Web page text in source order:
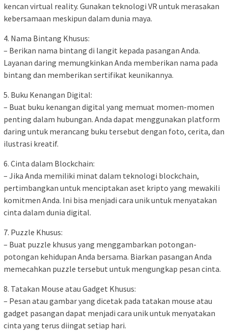
kencan virtual reality. Gunakan teknologi VR untuk merasakan
kebersamaan meskipun dalam dunia maya.
4. Nama Bintang Khusus:
– Berikan nama bintang di langit kepada pasangan Anda.
Layanan daring memungkinkan Anda memberikan nama pada
bintang dan memberikan sertifikat keunikannya.
5. Buku Kenangan Digital:
– Buat buku kenangan digital yang memuat momen-momen
penting dalam hubungan. Anda dapat menggunakan platform
daring untuk merancang buku tersebut dengan foto, cerita, dan
ilustrasi kreatif.
6. Cinta dalam Blockchain:
– Jika Anda memiliki minat dalam teknologi blockchain,
pertimbangkan untuk menciptakan aset kripto yang mewakili
komitmen Anda. Ini bisa menjadi cara unik untuk menyatakan
cinta dalam dunia digital.
7. Puzzle Khusus:
– Buat puzzle khusus yang menggambarkan potongan-
potongan kehidupan Anda bersama. Biarkan pasangan Anda
memecahkan puzzle tersebut untuk mengungkap pesan cinta.
8. Tatakan Mouse atau Gadget Khusus:
– Pesan atau gambar yang dicetak pada tatakan mouse atau
gadget pasangan dapat menjadi cara unik untuk menyatakan
cinta yang terus diingat setiap hari.